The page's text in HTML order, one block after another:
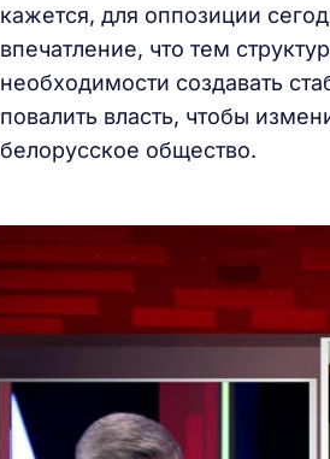
кажется, для оппозиции
впечатление, что тем
необходимости создавать
повалить власть, чтобы
белорусское общество.